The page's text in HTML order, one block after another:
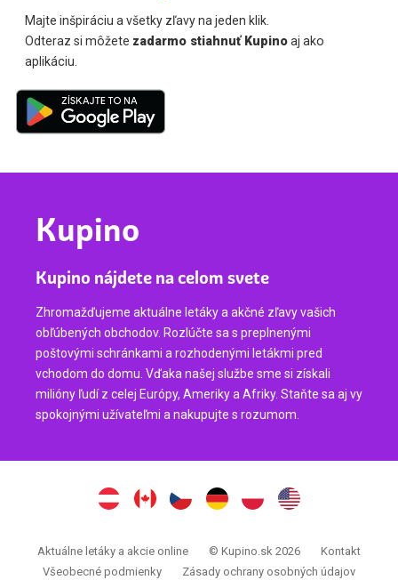
Majte inšpiráciu a všetky zľavy na jeden klik.
Odteraz si môžete zadarmo stiahnuť Kupinoaj ako
aplikáciu.
Kupino
Kupino nájdete na celom svete
Zhromažďujeme aktuálne letáky a akčné zľavy vašich
obľúbených obchodov. Rozlúčte sa s preplnenými
poštovými schránkami a rozhodenými letákmi pred
vchodom do domu. Vďaka našej službe sme si získali
milióny ľudí z celej Európy, Ameriky a Afriky. Staňte sa aj vy
spokojnými užívateľmi a nakupujte s rozumom.
Aktuálne letáky a akcie online © Kupino.sk 2026
Kontakt
Všeobecné podmienky
Zásady ochrany osobných údajov